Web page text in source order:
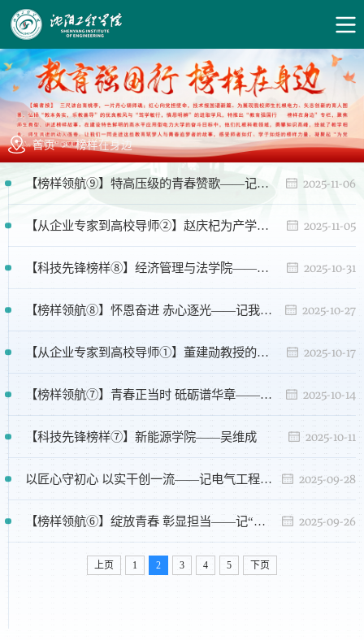
首页 > 榜样在身边
【榜样领航⑨】特高压级的青春赞歌——记我校“校长奖学金获得者”、电气工程学院韩锦鹏 2025-11-06
【从企业专家到高校导师②】赵庆杞为产学研融合搭桥 为学校高质量发展献智 2025-11-05
【科技先锋榜样⑧】经济管理与法学院——孙宏英 2025-10-31
【榜样领航⑧】怀恩奋进 赤心逐光——记我校“校长奖学金获得者”、经济管理与法学院罗芝婷 2025-10-27
【从企业专家到高校导师①】董建勋教授的产教融合之路 2025-10-17
【榜样领航⑦】青春正当时 砥砺谱华章——记“校长奖学金”获得者、国际教育学院张殿一 2025-10-14
【科技先锋榜样⑦】新能源学院——吴维成 2025-10-11
以匠心守初心 以实干创一流——记电气工程学院王秀平教授 2025-09-28
【榜样领航⑥】绽放青春 彰显担当——记“校长奖学金”获得者、能源动力与核技术工程学院郑云一同学 2025-09-26
上页 1 2 3 4 5 下页